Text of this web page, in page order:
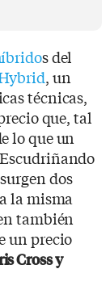
s del
, un
técnicas,
que, tal
lo que un
dos
la misma
también
un precio
Cross y